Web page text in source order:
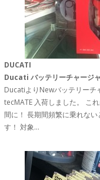
DUCATI
Ducati バッテリーチャージ
DucatiよりNewバッテリーチ
tecMATE 入荷しました。 こ
間に！ 長期間頻繁に乗れな
す！ 対象...